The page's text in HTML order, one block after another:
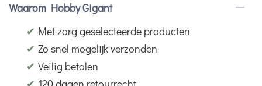
Waarom Hobby Gigant
✔ Met zorg geselecteerde producten
✔ Zo snel mogelijk verzonden
✔ Veilig betalen